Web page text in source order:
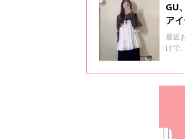
GU
ア
最近
けで